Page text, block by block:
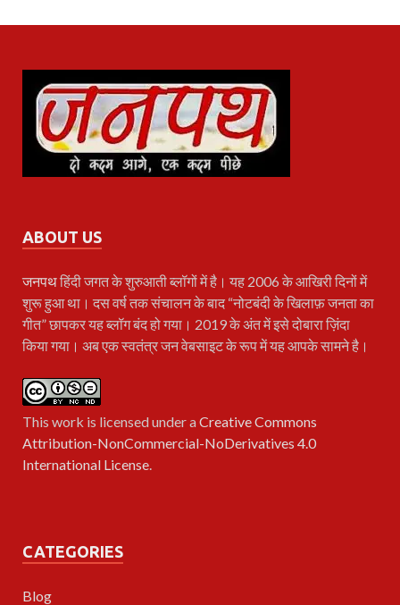
ABOUT US
जनपथहिंदी जगत के शुरुआती ब्लॉगों में है। यह 2006 के आखिरी दिनों में
शुरू हुआ था। दस वर्ष तक संचालन के बाद “नोटबंदी के खिलाफ़ जनता का
गीत” छापकर यह ब्लॉग बंद हो गया। 2019 के अंत में इसे दोबारा ज़िंदा
किया गया। अब एक स्वतंत्र जन वेबसाइट के रूप में यह आपके सामने है।
This work is licensed under aCreative Commons
Attribution-NonCommercial-NoDerivatives 4.0
International License.
CATEGORIES
Blog